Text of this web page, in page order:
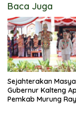
Baca Juga
Sejahterakan
Gubernur Kalteng
Pemkab Murung